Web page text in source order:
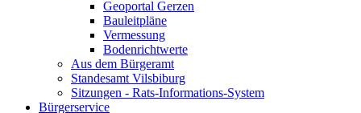
Geoportal Gerzen
Bauleitpläne
Vermessung
Bodenrichtwerte
Aus dem Bürgeramt
Standesamt Vilsbiburg
Sitzungen - Rats-Informations-System
Bürgerservice